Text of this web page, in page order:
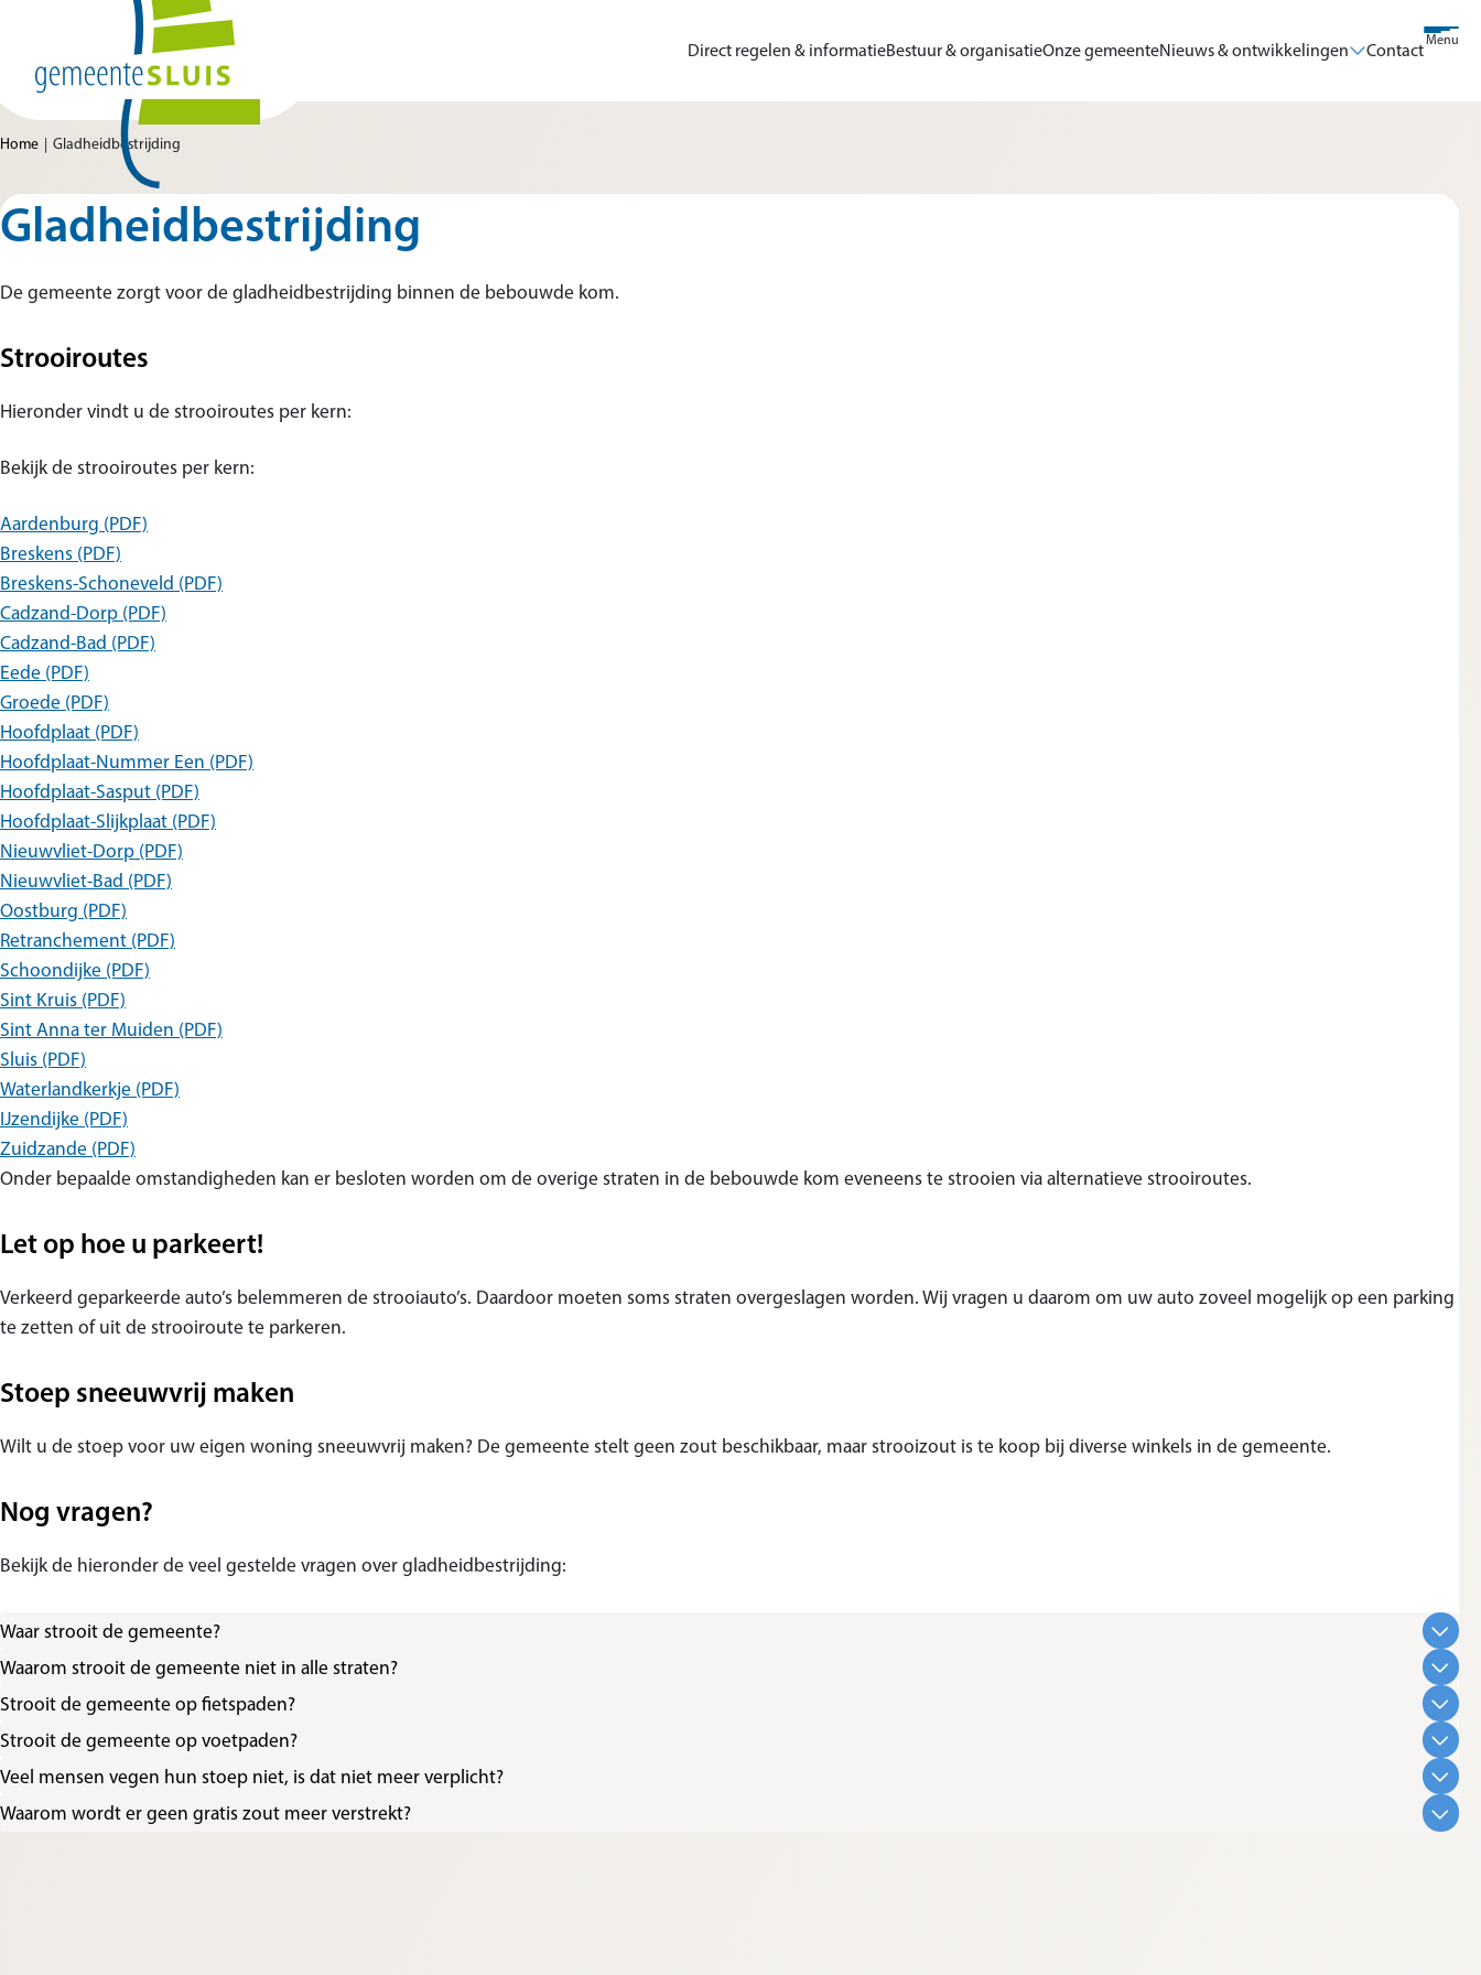
Ga naar de inhoud
Home van Gemeente Sluis
Direct regelen & informatieBestuur & organisatieOnze gemeenteNieuws & ontwikkelingen ContactMenu
Home Gladheidbestrijding
Gladheidbestrijding
De gemeente zorgt voor de gladheidbestrijding binnen de bebouwde kom.
Strooiroutes
Hieronder vindt u de strooiroutes per kern:
Bekijk de strooiroutes per kern:
Aardenburg (PDF)
Breskens (PDF)
Breskens-Schoneveld (PDF)
Cadzand-Dorp (PDF)
Cadzand-Bad (PDF)
Eede (PDF)
Groede (PDF)
Hoofdplaat (PDF)
Hoofdplaat-Nummer Een (PDF)
Hoofdplaat-Sasput (PDF)
Hoofdplaat-Slijkplaat (PDF)
Nieuwvliet-Dorp (PDF)
Nieuwvliet-Bad (PDF)
Oostburg (PDF)
Retranchement (PDF)
Schoondijke (PDF)
Sint Kruis (PDF)
Sint Anna ter Muiden (PDF)
Sluis (PDF)
Waterlandkerkje (PDF)
IJzendijke (PDF)
Zuidzande (PDF)
Onder bepaalde omstandigheden kan er besloten worden om de overige straten in de bebouwde kom eveneens te strooien via alternatieve strooiroutes.
Let op hoe u parkeert!
Verkeerd geparkeerde auto’s belemmeren de strooiauto’s. Daardoor moeten soms straten overgeslagen worden. Wij vragen u daarom om uw auto zoveel mogelijk op een parking
te zetten of uit de strooiroute te parkeren.
Stoep sneeuwvrij maken
Wilt u de stoep voor uw eigen woning sneeuwvrij maken? De gemeente stelt geen zout beschikbaar, maar strooizout is te koop bij diverse winkels in de gemeente.
Nog vragen?
Bekijk de hieronder de veel gestelde vragen over gladheidbestrijding:
Waar strooit de gemeente?
Waarom strooit de gemeente niet in alle straten?
Strooit de gemeente op fietspaden?
Strooit de gemeente op voetpaden?
Veel mensen vegen hun stoep niet, is dat niet meer verplicht?
Waarom wordt er geen gratis zout meer verstrekt?